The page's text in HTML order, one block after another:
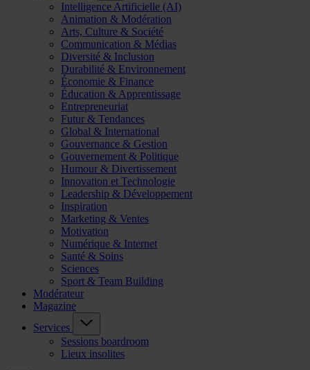
Intelligence Artificielle (AI)
Animation & Modération
Arts, Culture & Société
Communication & Médias
Diversité & Inclusion
Durabilité & Environnement
Économie & Finance
Éducation & Apprentissage
Entrepreneuriat
Futur & Tendances
Global & International
Gouvernance & Gestion
Gouvernement & Politique
Humour & Divertissement
Innovation et Technologie
Leadership & Développement
Inspiration
Marketing & Ventes
Motivation
Numérique & Internet
Santé & Soins
Sciences
Sport & Team Building
Modérateur
Magazine
Services
Sessions boardroom
Lieux insolites